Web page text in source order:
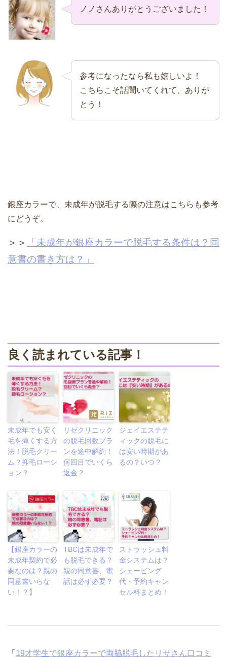
ノノさんありがとうございました！
参考になったなら私も嬉しいよ！
こちらこそ話聞いてくれて、ありが
とう！
銀座カラーで、未成年が脱毛する際の注意はこちらも参考
にどうぞ。
＞＞
「未成年が銀座カラーで脱毛する条件は？同
意書の書き方は？」
良く読まれている記事！
未成年でも安く
毛を薄くする方
法！脱毛クリー
ム？抑毛ローシ
ョン？
リゼクリニック
の脱毛回数プラ
ンを途中解約！
何回目でいくら
返金？
ジェイエステテ
ィックの脱毛に
は安い時期があ
るの？いつ？
【銀座カラーの
未成年契約で必
要なのは？親の
同意書いらな
い！？】
TBCは未成年で
も脱毛できる？
親の同意書、電
話は必ず必要？
ストラッシュ料
金システムは？
シェービング
代・予約キャン
セル料まとめ！
「 19才学生で銀座カラーで両脇脱毛したリサさん口コミ